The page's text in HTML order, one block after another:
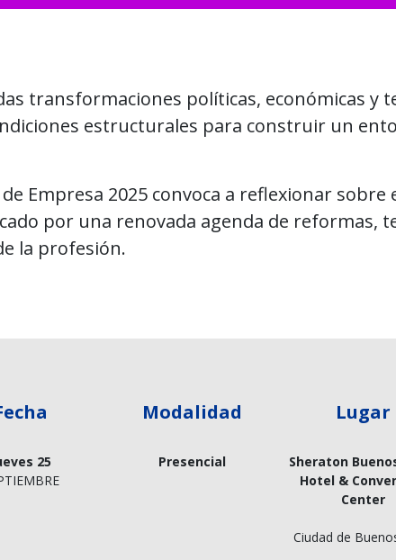
transformaciones políticas, económicas y
estructurales para construir un
Empresa 2025 convoca a reflexionar
por una renovada agenda de reformas,
la profesión.
25
Modalidad
Presencial
Lugar
Sheraton
Hotel &
Center
Ciudad de